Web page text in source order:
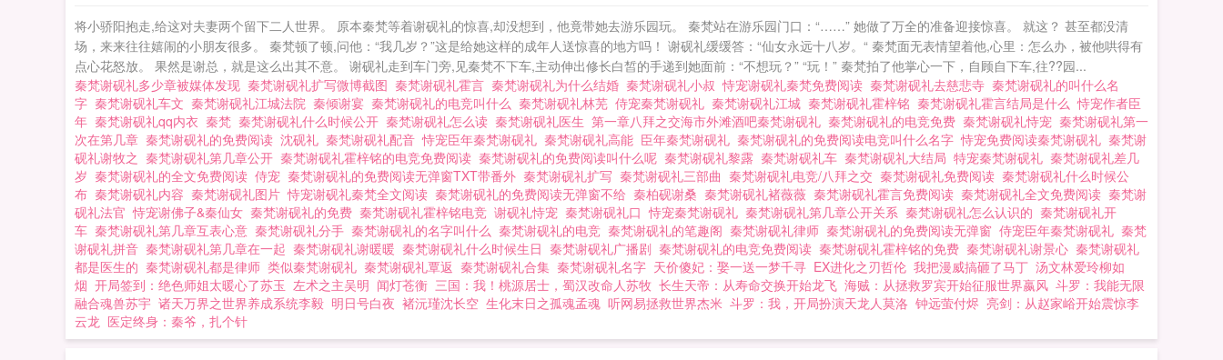
将小骄阳抱走,给这对夫妻两个留下二人世界。 原本秦梵等着谢砚礼的惊喜,却没想到，他竟带她去游乐园玩。 秦梵站在游乐园门口：“……” 她做了万全的准备迎接惊喜。 就这？ 甚至都没清
场，来来往往嬉闹的小朋友很多。 秦梵顿了顿,问他：“我几岁？”这是给她这样的成年人送惊喜的地方吗！ 谢砚礼缓缓答：“仙女永远十八岁。“ 秦梵面无表情望着他,心里：怎么办，被他哄得有
点心花怒放。 果然是谢总，就是这么出其不意。 谢砚礼走到车门旁,见秦梵不下车,主动伸出修长白皙的手递到她面前：“不想玩？” “玩！” 秦梵拍了他掌心一下，自顾自下车,往??园...
秦梵谢砚礼多少章被媒体发现 秦梵谢砚礼扩写微博截图 秦梵谢砚礼霍言 秦梵谢砚礼为什么结婚 秦梵谢砚礼小叔恃宠谢砚礼秦梵免费阅读 秦梵谢砚礼去慈悲寺 秦梵谢砚礼的叫什么名
字 秦梵谢砚礼车文 秦梵谢砚礼江城法院 秦倾谢宴 秦梵谢砚礼的电竞叫什么 秦梵谢砚礼林芜 侍宠秦梵谢砚礼 秦梵谢砚礼江城 秦梵谢砚礼霍梓铭 秦梵谢砚礼霍言结局是什么恃宠作者臣
年 秦梵谢砚礼qq内衣 秦梵 秦梵谢砚礼什么时候公开 秦梵谢砚礼怎么读 秦梵谢砚礼医生 第一章八拜之交海市外滩酒吧秦梵谢砚礼 秦梵谢砚礼的电竞免费 秦梵谢砚礼恃宠 秦梵谢砚礼第一
次在第几章 秦梵谢砚礼的免费阅读 沈砚礼 秦梵谢砚礼配音恃宠臣年秦梵谢砚礼 秦梵谢砚礼高能 臣年秦梵谢砚礼 秦梵谢砚礼的免费阅读电竞叫什么名字恃宠免费阅读秦梵谢砚礼 秦梵谢
砚礼谢牧之 秦梵谢砚礼第几章公开 秦梵谢砚礼霍梓铭的电竞免费阅读 秦梵谢砚礼的免费阅读叫什么呢 秦梵谢砚礼黎露 秦梵谢砚礼车 秦梵谢砚礼大结局 特宠秦梵谢砚礼 秦梵谢砚礼差几
岁 秦梵谢砚礼的全文免费阅读 侍宠 秦梵谢砚礼的免费阅读无弹窗TXT带番外 秦梵谢砚礼扩写 秦梵谢砚礼三部曲 秦梵谢砚礼电竞/八拜之交 秦梵谢砚礼免费阅读 秦梵谢砚礼什么时候公
布 秦梵谢砚礼内容 秦梵谢砚礼图片恃宠谢砚礼秦梵全文阅读 秦梵谢砚礼的免费阅读无弹窗不给 秦柏砚谢桑 秦梵谢砚礼褚薇薇 秦梵谢砚礼霍言免费阅读 秦梵谢砚礼全文免费阅读 秦梵谢
砚礼法官恃宠谢佛子&秦仙女 秦梵谢砚礼的免费 秦梵谢砚礼霍梓铭电竞 谢砚礼恃宠 秦梵谢砚礼口恃宠秦梵谢砚礼 秦梵谢砚礼第几章公开关系 秦梵谢砚礼怎么认识的 秦梵谢砚礼开
车 秦梵谢砚礼第几章互表心意 秦梵谢砚礼分手 秦梵谢砚礼的名字叫什么 秦梵谢砚礼的电竞 秦梵谢砚礼的笔趣阁 秦梵谢砚礼律师 秦梵谢砚礼的免费阅读无弹窗 侍宠臣年秦梵谢砚礼 秦梵
谢砚礼拼音 秦梵谢砚礼第几章在一起 秦梵谢砚礼谢暖暖 秦梵谢砚礼什么时候生日 秦梵谢砚礼广播剧 秦梵谢砚礼的电竞免费阅读 秦梵谢砚礼霍梓铭的免费 秦梵谢砚礼谢景心 秦梵谢砚礼
都是医生的 秦梵谢砚礼都是律师 类似秦梵谢砚礼 秦梵谢砚礼覃返 秦梵谢砚礼合集 秦梵谢砚礼名字 天价傻妃：娶一送一梦千寻 EX进化之刃哲伦 我把漫威搞砸了马丁 汤文林爱玲柳如
烟 开局签到：绝色师姐太暖心了苏玉 左术之主吴明 闻灯苍衡 三国：我！桃源居士，蜀汉改命人苏牧 长生天帝：从寿命交换开始龙飞 海贼：从拯救罗宾开始征服世界嬴风 斗罗：我能无限
融合魂兽苏宇 诸天万界之世界养成系统李毅 明日号白夜 褚沅瑾沈长空 生化末日之孤魂孟魂 听网易拯救世界杰米 斗罗：我，开局扮演天龙人莫洛 钟远萤付烬 亮剑：从赵家峪开始震惊李
云龙 医定终身：秦爷，扎个针